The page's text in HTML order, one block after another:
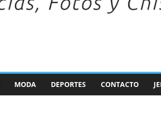
MODA DEPORTES CONTACTO